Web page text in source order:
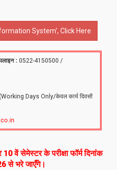
System', Click Here
: 0522-4150500 /
Days Only/केवल कार्य दिवसों
वें सेमेस्टर के परीक्षा फॉर्म दिनांक
से भरे जाएँगे।